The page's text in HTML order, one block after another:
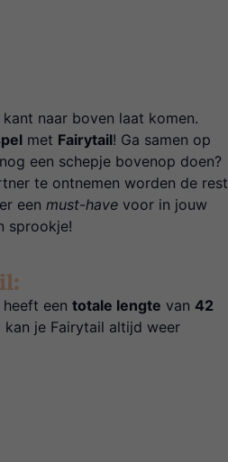
naar boven laat komen.
met Fairytail! Ga samen op
een schepje bovenop doen?
te ontnemen worden de rest
een must-havevoor in jouw
sprookje!
een totale lengte van 42
je Fairytail altijd weer